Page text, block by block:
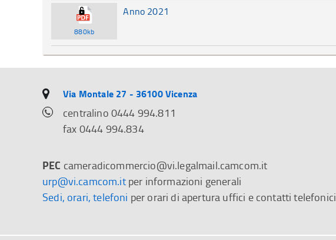
880kb
Anno 2021
Via Montale 27 - 36100 Vicenza
centralino 0444 994.811
fax 0444 994.834
PEC cameradicommercio@vi.legalmail.camcom.it
urp@vi.camcom.itper informazioni generali
Sedi, orari, telefoni per orari di apertura uffici e contatti telefonici